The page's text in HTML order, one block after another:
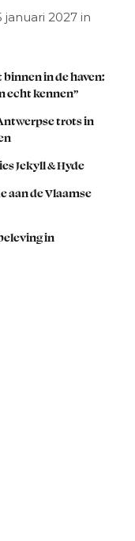
januari 2027 in
in de haven:
echt kennen”
trots in
Jekyll & Hyde
aan de Vlaamse
in